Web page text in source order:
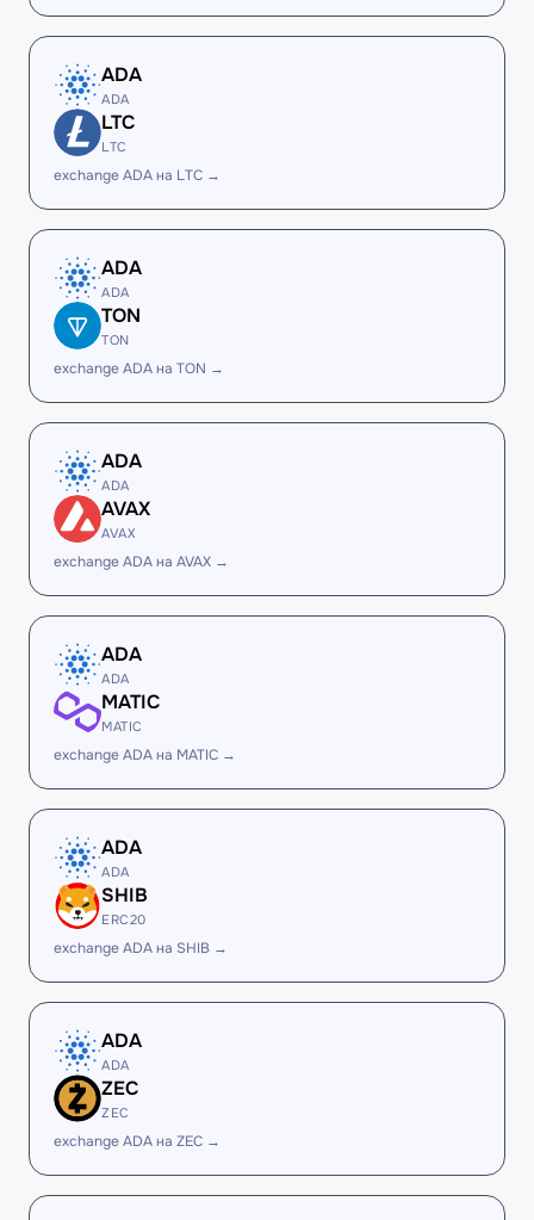
ADA
ADA
LTC
LTC
exchange ADA на LTC →
ADA
ADA
TON
TON
exchange ADA на TON →
ADA
ADA
AVAX
AVAX
exchange ADA на AVAX →
ADA
ADA
MATIC
MATIC
exchange ADA на MATIC →
ADA
ADA
SHIB
ERC20
exchange ADA на SHIB →
ADA
ADA
ZEC
ZEC
exchange ADA на ZEC →